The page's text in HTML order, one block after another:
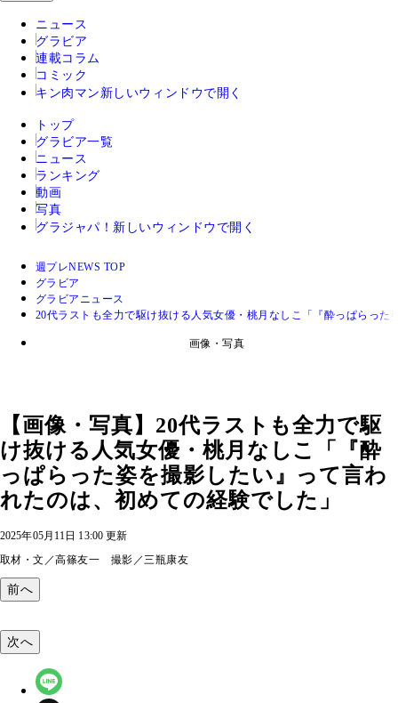
ニュース
グラビア
連載コラム
コミック
キン肉マン 新しいウィンドウで開く
トップ
グラビア一覧
ニュース
ランキング
動画
写真
グラジャパ！ 新しいウィンドウで開く
週プレNEWS TOP
グラビア
グラビアニュース
20代ラストも全力で駆け抜ける人気女優・桃月なしこ「『酔っぱらっ
画像・写真
【画像・写真】20代ラストも全力で駆
け抜ける人気女優・桃月なしこ「『酔
っぱらった姿を撮影したい』って言わ
れたのは、初めての経験でした」
2025年05月11日 13:00 更新
取材・文／高篠友一 撮影／三瓶康友
前へ
次へ